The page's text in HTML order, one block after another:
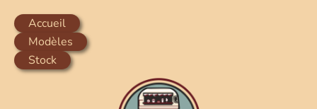
Accueil
Modèles
Stock